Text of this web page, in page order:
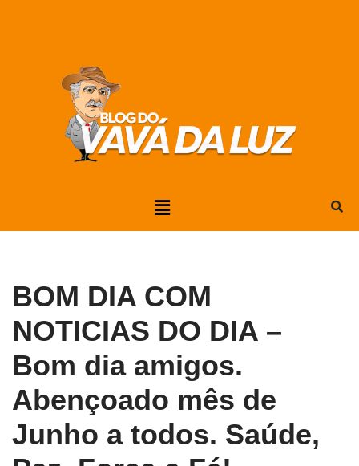
BOM DIA COM
NOTICIAS DO DIA –
Bom dia amigos.
Abençoado mês de
Junho a todos. Saúde,